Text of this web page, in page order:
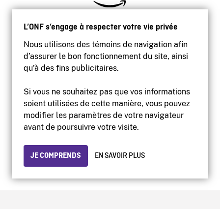
L’ONF s’engage à respecter votre vie privée
Nous utilisons des témoins de navigation afin
d’assurer le bon fonctionnement du site, ainsi
qu’à des fins publicitaires.
Si vous ne souhaitez pas que vos informations
soient utilisées de cette manière, vous pouvez
modifier les paramètres de votre navigateur
avant de poursuivre votre visite.
JE COMPRENDS EN SAVOIR PLUS
Accessibilité
Site institutionnel
Protection des renseignements personnels
© 2026 Office national du film du Canada